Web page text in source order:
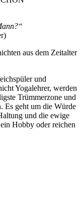
aus dem Zeitalter
und
Yogalehrer, werden
Trümmerzone und
Es geht um die Würde
und die ewige
Hobby oder reichen